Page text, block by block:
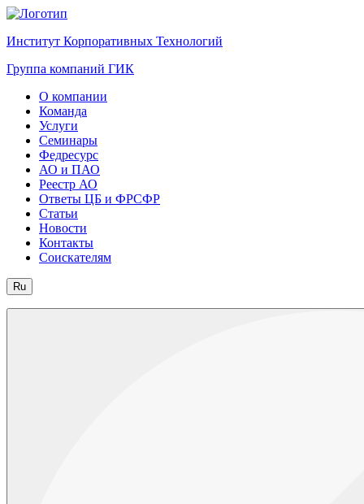
Институт Корпоративных Технологий
Группа компаний ГИК
О компании
Команда
Услуги
Семинары
Федресурс
АО и ПАО
Реестр АО
Ответы ЦБ и ФРСФР
Статьи
Новости
Контакты
Соискателям
Ru